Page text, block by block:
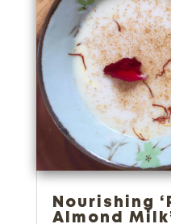
Nourishing
Almond